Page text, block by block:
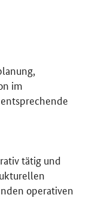
im
tätig und
operativen